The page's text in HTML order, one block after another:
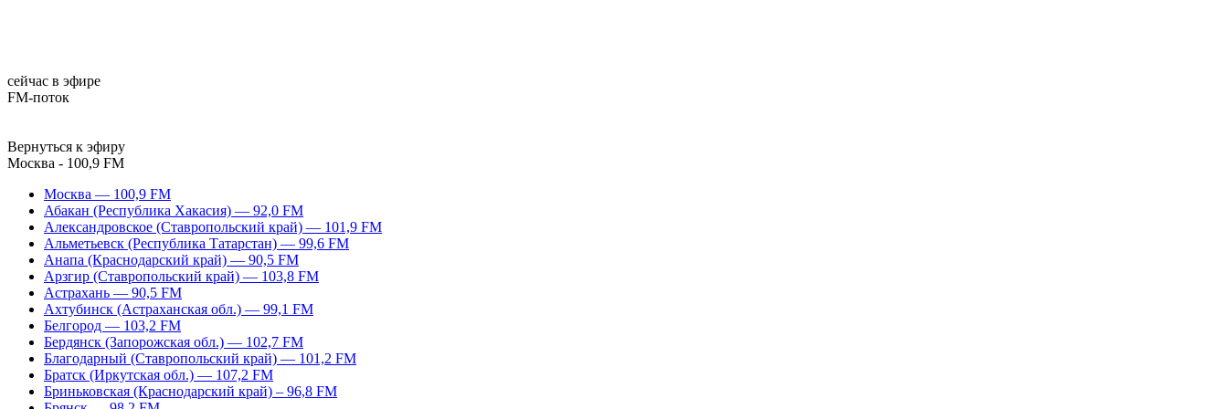
сейчас в эфире
FM-поток
Вернуться к эфиру
Москва - 100,9 FM
Москва — 100,9 FM
Абакан (Республика Хакасия) — 92,0 FM
Александровское (Ставропольский край) — 101,9 FM
Альметьевск (Республика Татарстан) — 99,6 FM
Анапа (Краснодарский край) — 90,5 FM
Арзгир (Ставропольский край) — 103,8 FM
Астрахань — 90,5 FM
Ахтубинск (Астраханская обл.) — 99,1 FM
Белгород — 103,2 FM
Бердянск (Запорожская обл.) — 102,7 FM
Благодарный (Ставропольский край) — 101,2 FM
Братск (Иркутская обл.) — 107,2 FM
Бриньковская (Краснодарский край) – 96,8 FM